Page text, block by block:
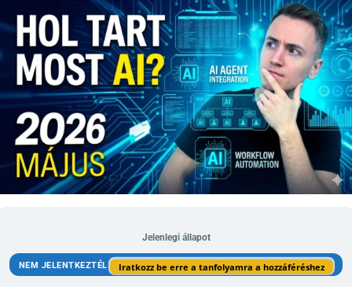
Jelenlegi állapot
NEM JELENTKEZTÉL Iratkozz be erre a tanfolyamra a hozzáféréshez